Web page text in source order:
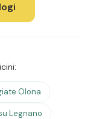
Olona
Legnano